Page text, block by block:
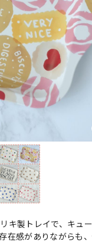
キ製トレイで、キュ
在感がありながらも